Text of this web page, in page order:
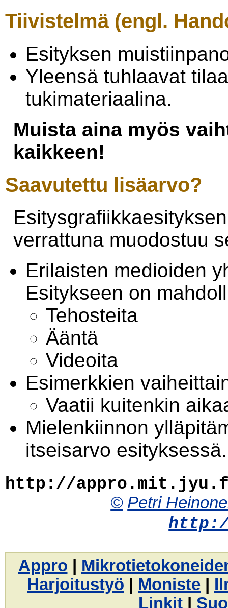
Tiivistelmä (engl.
Esityksen
Yleensä tuhlaavat
tukimateriaalina.
Muista aina myös
kaikkeen!
Saavutettu lisäarvo?
verrattuna muodostuu
Erilaisten medioiden
Esitykseen on
Tehosteita
Ääntä
Videoita
Esimerkkien
Vaatii kuitenkin
Mielenkiinnon
itseisarvo esityksessä.
http://
© Petri
Appro
Harjoitustyö
Moniste
Linkit|